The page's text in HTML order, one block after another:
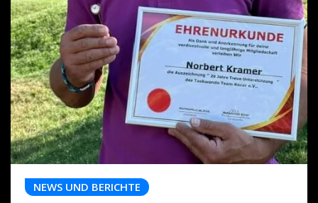
NEWS UND BERICHTE